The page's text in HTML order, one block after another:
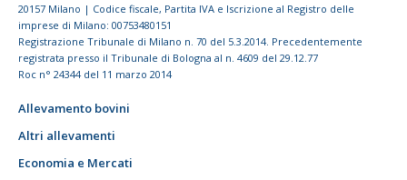
20157 Milano | Codice fiscale, Partita IVA e Iscrizione al Registro delle
imprese di Milano: 00753480151
Registrazione Tribunale di Milano n. 70 del 5.3.2014. Precedentemente
registrata presso il Tribunale di Bologna al n. 4609 del 29.12.77
Roc n° 24344 del 11 marzo 2014
Allevamento bovini
Altri allevamenti
Economia e Mercati